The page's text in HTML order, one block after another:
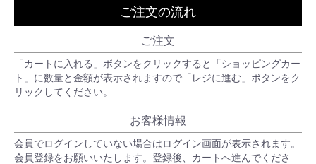
ご注文の流れ
ご注文
「カートに入れる」ボタンをクリックすると「ショッピングカー
ト」に数量と金額が表示されますので「レジに進む」ボタンをク
リックしてください。
お客様情報
会員でログインしていない場合はログイン画面が表示されます。
会員登録をお願いいたします。登録後、カートへ進んでくださ